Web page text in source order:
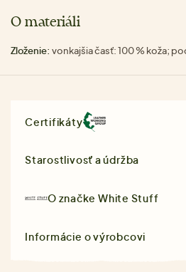
O materiáli
Zloženie: vonkajšia časť: 100 % koža;
Certifikáty
Starostlivosť a údržba
O značkeWhite Stuff
Informácie o výrobcovi